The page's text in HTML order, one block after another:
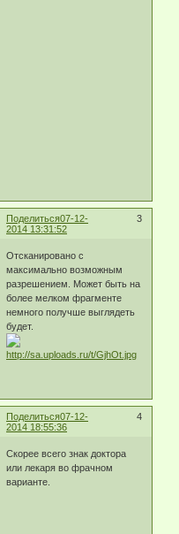
Поделиться 3
07-12-
2014 13:31:52
Отсканировано с
максимально возможным
разрешением. Может быть на
более мелком фрагменте
немного получше выглядеть
будет.
Поделиться 4
07-12-
2014 18:55:36
Скорее всего знак доктора
или лекаря во фрачном
варианте.